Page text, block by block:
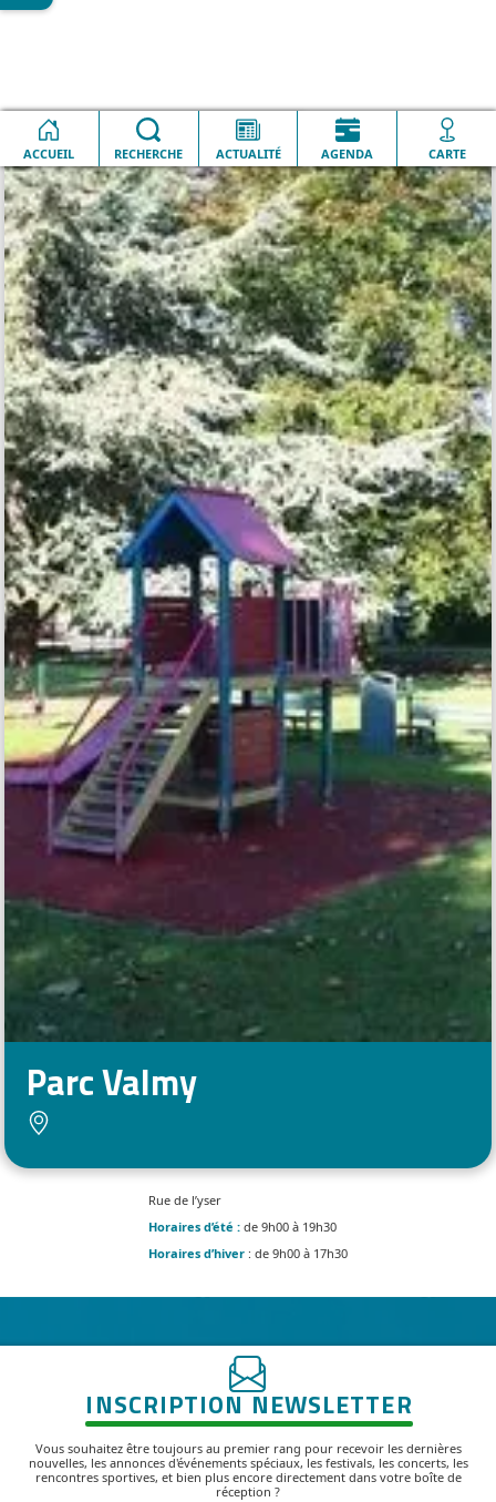
Accueil QUOTIDIEN
Parc Valmy
ACCUEIL
RECHERCHE ACTUALITÉ AGENDA CARTE
Parc Valmy
Rue de l’yser
Horaires d’été : de 9h00 à 19h30
Horaires d’hiver : de 9h00 à 17h30
INSCRIPTION NEWSLETTER
Vous souhaitez être toujours au premier rang pour recevoir les dernières
nouvelles, les annonces d'événements spéciaux, les festivals, les concerts, les
rencontres sportives, et bien plus encore directement dans votre boîte de
réception ?